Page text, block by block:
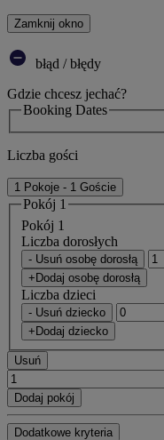
Zamknij okno
błąd / błędy
Gdzie chcesz jechać?
Booking Dates
Liczba gości
1 Pokoje - 1 Goście
Pokój 1
Pokój 1
Liczba dorosłych
- Usuń osobę dorosłą
+Dodaj osobę dorosłą
Liczba dzieci
- Usuń dziecko
+Dodaj dziecko
Usuń
Dodaj pokój
Dodatkowe kryteria